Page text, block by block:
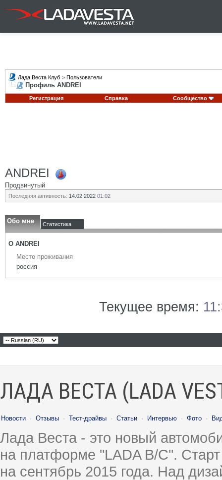
Лада Веста Клуб > Пользователи
Профиль ANDREI
Регистрация Справка Сообщество
ANDREI
Продвинутый
Последняя активность: 14.02.2022 01:02
Обо мне Статистика
О ANDREI
Место проживания
россия
Текущее время:
ЛАДА ВЕСТА (LADA
Новости · Отзывы · Тест-драйвы · Статьи · Интервью · Фото ·
Лада Веста - это новый
на платформе "LADA B/C".
на сентябрь 2015 года. Над